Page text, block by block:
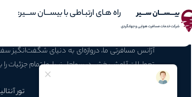
بیـــســـان ســـیر
شرکت خدمات مسافرت هوایی و جهانگردی
راه هـای ارتبـاطی با بیســـان ســـیر:
آژانس مسافرتی ما، دروازه‌ای به دنیای شگفت‌انگیز
تعطیلات آرامش‌بخش در سواحل زیبا، ما تمام جزئیات را
تور